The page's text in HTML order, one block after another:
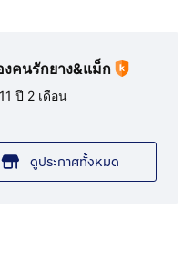
คนรักยาง&แม็ก
11 ปี 2 เดือน
ดูประกาศทั้งหมด